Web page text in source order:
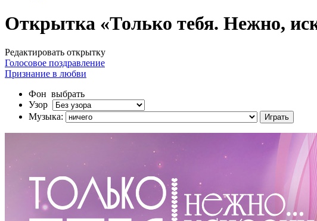
Открытка «Только тебя. Нежно,
Редактировать открытку
Голосовое поздравление
Признание в любви
Фон выбрать
Узор
Музыка: